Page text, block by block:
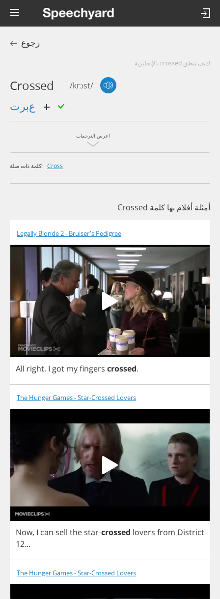
رجوع
كيف تنطق crossed بالإنجليزية
Crossed /krɔst/
اعرض الترجمات
كلمة ذات صلة: Cross
أمثلة أفلام بها كلمة Crossed
Legally Blonde 2 - Bruiser's Pedigree
All right. I got myfingers crossed.
The Hunger Games - Star-Crossed Lovers
Now, I can sell the star-crossed lovers from District
12...
The Hunger Games - Star-Crossed Lovers